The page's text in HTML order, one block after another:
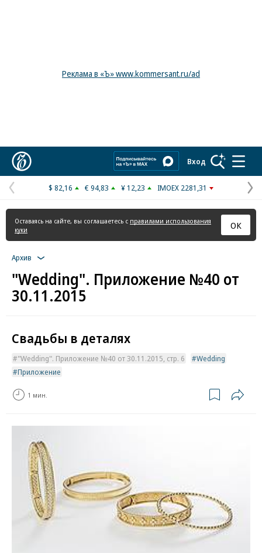
Реклама в «Ъ» www.kommersant.ru/ad
Вход
Предыдущая
страница
$ 82,16 € 94,83 ¥ 12,23 IMOEX 2281,31
Оставаясь на сайте, вы соглашаетесь с правилами использования
куки
ОК
Архив
"Wedding". Приложение №40 от
30.11.2015
Свадьбы в деталях
"Wedding". Приложение №40 от 30.11.2015, стр. 6
Wedding
Приложение
1 мин.